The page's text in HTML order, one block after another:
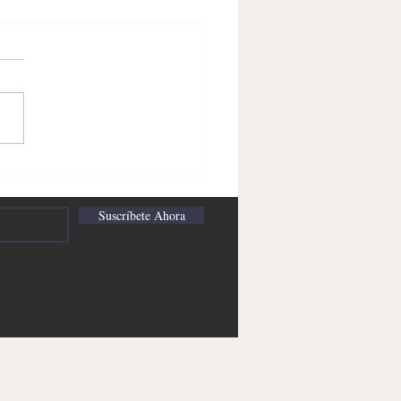
Suscríbete Ahora